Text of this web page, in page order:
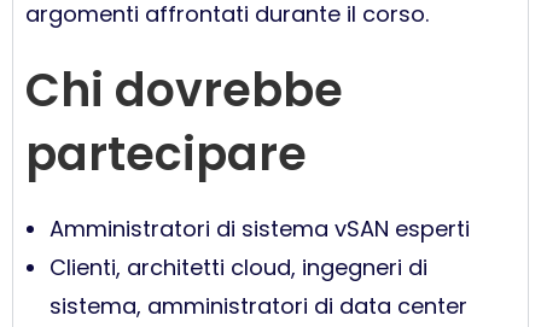
argomenti affrontati durante il corso.
Chi dovrebbe
partecipare
Amministratori di sistema vSAN esperti
Clienti, architetti cloud, ingegneri di
sistema, amministratori di data center